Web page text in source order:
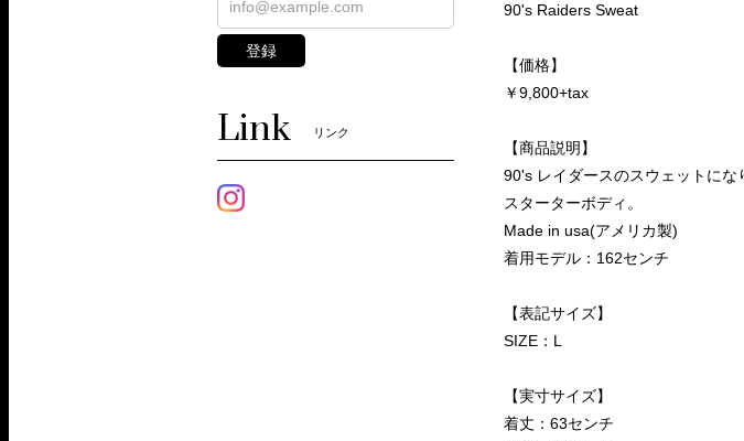
90's Raiders Sweat
【価格】
￥9,800+tax
【商品説明】
90's レイダースのスウェットにな
スターターボディ。
Made in usa(アメリカ製)
着用モデル：162センチ
【表記サイズ】
SIZE：L
【実寸サイズ】
着丈：63センチ
登録
Link リンク